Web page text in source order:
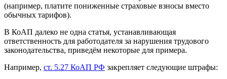
(например, платите пониженные страховые взносы вместо
обычных тарифов).
В КоАП далеко не одна статья, устанавливающая
ответственность для работодателя за нарушения трудового
законодательства, приведём некоторые для примера.
Например, ст. 5.27 КоАП РФ закрепляет следующие штрафы: